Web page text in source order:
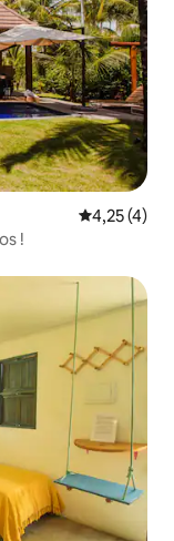
Évaluation
4,25 (4)
!